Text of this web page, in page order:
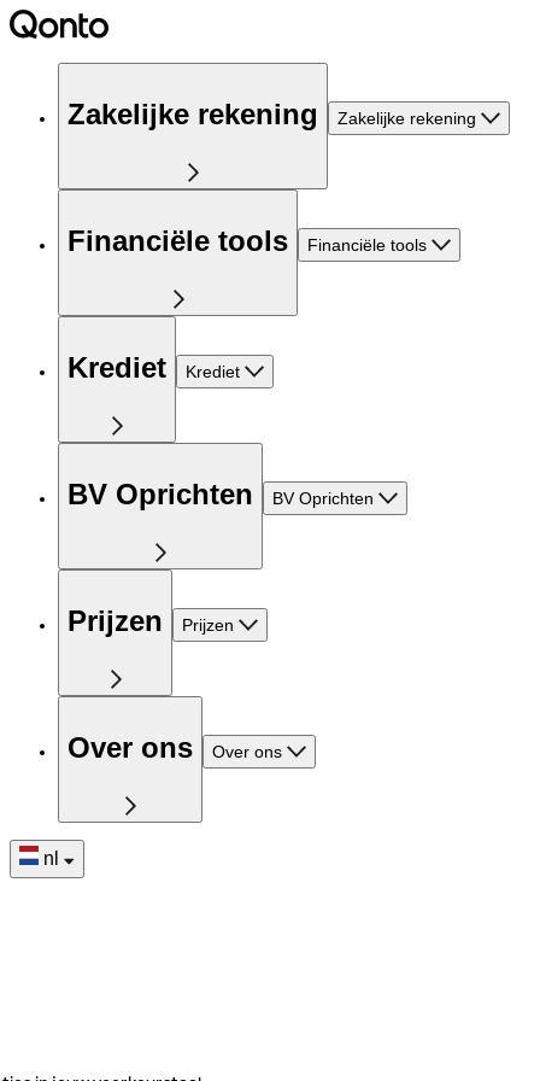
Zakelijke rekening Zakelijke rekening
Financiële tools Financiële tools
Krediet Krediet
BV Oprichten BV Oprichten
Prijzen Prijzen
Over ons Over ons
nl